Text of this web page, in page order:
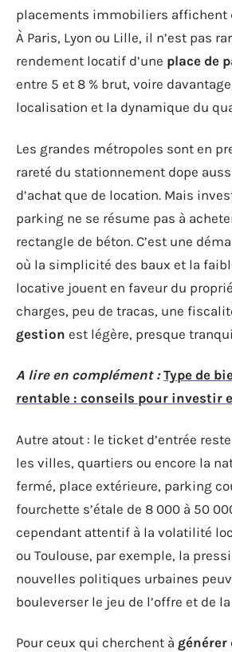
placements immobiliers affichent
À Paris, Lyon ou Lille, il n’est pas
rendement locatif d’une place de
entre 5 et 8 % brut, voire
localisation et la dynamique du
Les grandes métropoles sont en
rareté du stationnement dope
d’achat que de location. Mais
parking ne se résume pas à
rectangle de béton. C’est une
où la simplicité des baux et la
locative jouent en faveur du
charges, peu de tracas, une
gestion est légère, presque
A lire en complément : Type de
rentable : conseils pour investir
Autre atout : le ticket d’entrée
les villes, quartiers ou encore la
fermé, place extérieure, parking
fourchette s’étale de 8 000 à 50
cependant attentif à la volatilité
ou Toulouse, par exemple, la
nouvelles politiques urbaines
bouleverser le jeu de l’offre et de
Pour ceux qui cherchent à générer